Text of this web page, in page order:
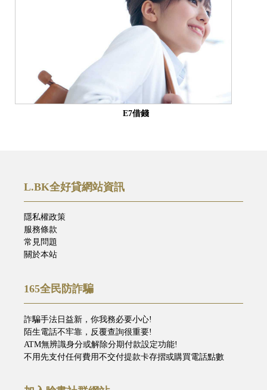
E7借錢
L.BK全好貸網站資訊
隱私權政策
服務條款
常見問題
關於本站
165全民防詐騙
詐騙手法日益新，你我務必要小心!
陌生電話不牢靠，反覆查詢很重要!
ATM無辨識身分或解除分期付款設定功能!
不用先支付任何費用不交付提款卡存摺或購買電話點數